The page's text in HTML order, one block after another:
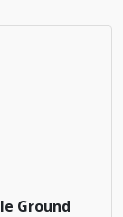
Ground